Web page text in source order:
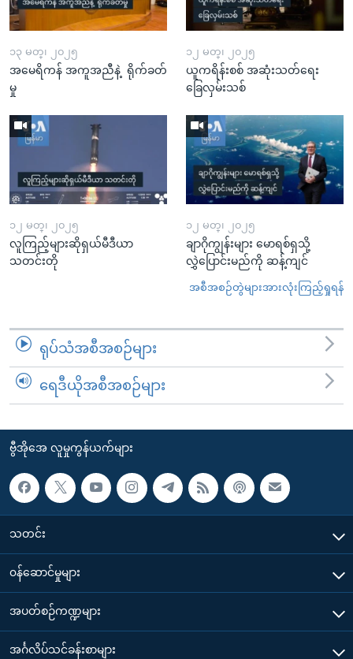
၁၃ မတ္၊ ၂၀၂၅
အမေရိကန် အကူအညီနဲ့ ရိုက်ခတ်
မှု
၁၂ မတ္၊ ၂၀၂၅
ယူကရိန်းစစ် အဆုံးသတ်ရေး
ခြေလှမ်းသစ်
၁၂ မတ္၊ ၂၀၂၅
လူကြည့်များဆိုရှယ်မီဒီယာ
သတင်းတို
၁၂ မတ္၊ ၂၀၂၅
ချာဂိုကျွန်းများ မောရစ်ရှသို့
လွှဲပြောင်းမည်ကို ဆန့်ကျင်
အစီအစဉ်တွဲများအားလုံးကြည့်ရှုရန်
ရုပ်သံအစီအစဉ်များ
ရေဒီယိုအစီအစဉ်များ
ဗွီအိုအေ လူမှုကွန်ယက်များ
သတင်း
၀န်ဆောင်မှုများ
အပတ်စဉ်ကဏ္ဍများ
အင်္ဂလိပ်သင်ခန်းစာများ